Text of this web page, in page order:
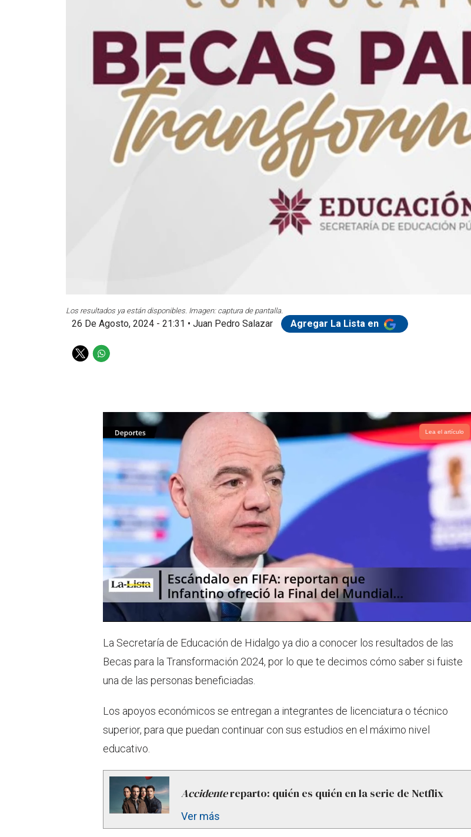
Los resultados ya están disponibles. Imagen: captura de pantalla.
26 De Agosto, 2024 - 21:31 • Juan Pedro Salazar Agregar La Lista en
T
W
p
Lea el artículo
La Secretaría de Educación de Hidalgo ya dio a conocer los resultados de las
Becas para la Transformación 2024, por lo que te decimos cómo saber si fuiste
una de las personas beneficiadas.
Los apoyos económicos se entregan a integrantes de licenciatura o técnico
superior, para que puedan continuar con sus estudios en el máximo nivel
educativo.
Accidentereparto: quién es quién en la serie de Netflix
Ver más